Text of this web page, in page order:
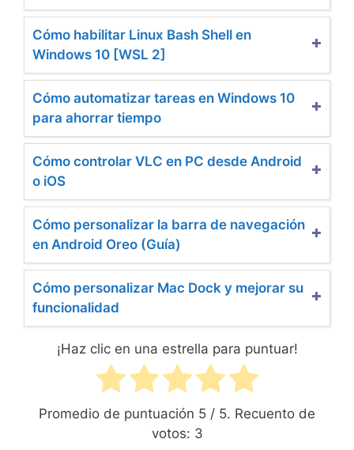
Cómo habilitar Linux Bash Shell en
Windows 10 [WSL 2]
Cómo automatizar tareas en Windows 10
para ahorrar tiempo
Cómo controlar VLC en PC desde Android
o iOS
Cómo personalizar la barra de navegación
en Android Oreo (Guía)
Cómo personalizar Mac Dock y mejorar su
funcionalidad
¡Haz clic en una estrella para puntuar!
Promedio de puntuación 5 / 5. Recuento de
votos: 3